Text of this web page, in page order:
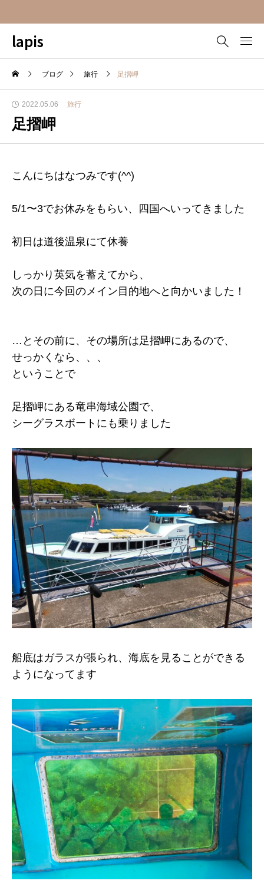
lapis
ブログ 旅行 足摺岬
2022.05.06 旅行
足摺岬
こんにちはなつみです(^^)
5/1〜3でお休みをもらい、四国へいってきました
初日は道後温泉にて休養
しっかり英気を蓄えてから、
次の日に今回のメイン目的地へと向かいました！
…とその前に、その場所は足摺岬にあるので、
せっかくなら、、、
ということで
足摺岬にある竜串海域公園で、
シーグラスボートにも乗りました
船底はガラスが張られ、海底を見ることができる
ようになってます